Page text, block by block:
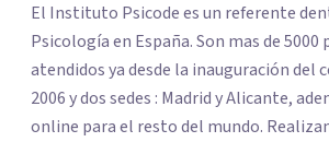
El Instituto Psicode es un referente
Psicología en España. Son mas de 5000
atendidos ya desde la inauguración del
2006 y dos sedes : Madrid y Alicante,
online para el resto del mundo. Realizamos tu